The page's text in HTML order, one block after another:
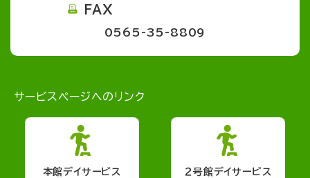
FAX
0565-35-8809
サービスページへのリンク
本館デイサービス ２号館デイサービス